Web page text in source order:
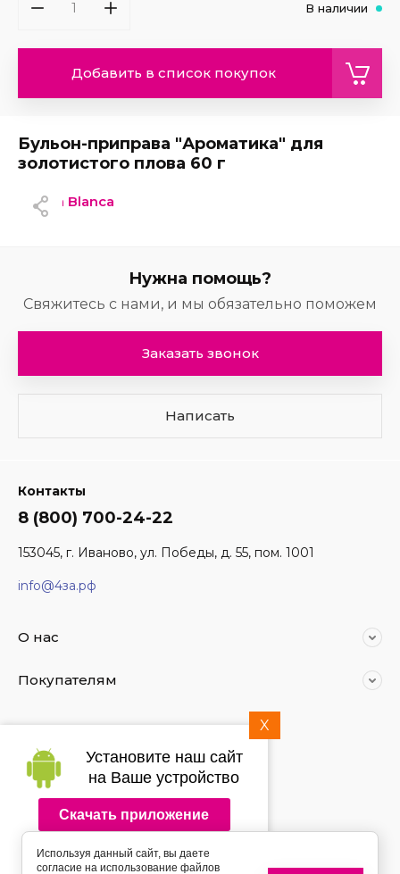
Бульон-приправа "Ароматика" для
золотистого плова 60 г
Gallina Blanca
В наличии
Добавить в список покупок
Нужна помощь?
Свяжитесь с нами, и мы обязательно поможем
Заказать звонок
Написать
Контакты
8 (800) 700-24-22
153045, г. Иваново, ул. Победы, д. 55, пом. 1001
info@4за.рф
О нас
Покупателям
2014 - 2026 4за.рф
X
Установите наш сайт
на Ваше устройство
Скачать приложение
Подпишитесь на рассылку
Используя данный сайт, вы даете
согласие на использование файлов